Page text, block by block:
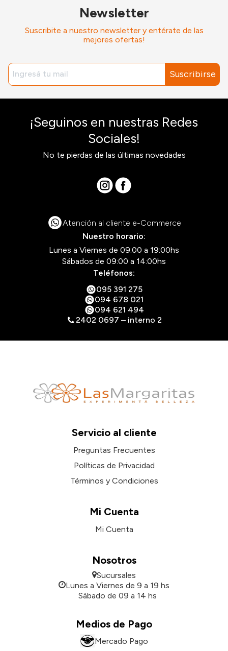
Newsletter
Suscribite a nuestro newsletter y entérate de las
mejores ofertas!
Suscribirse
¡Seguinos en nuestras Redes
Sociales!
No te pierdas de las últimas novedades
Atención al cliente e-Commerce
Nuestro horario:
Lunes a Viernes de 09:00 a 19:00hs
Sábados de 09:00 a 14:00hs
Teléfonos:
095 391 275
094 678 021
094 621 494
2402 0697 – interno 2
Servicio al cliente
Preguntas Frecuentes
Políticas de Privacidad
Términos y Condiciones
Mi Cuenta
Mi Cuenta
Nosotros
Sucursales
Lunes a Viernes de 9 a 19 hs
Sábado de 09 a 14 hs
Medios de Pago
Mercado Pago